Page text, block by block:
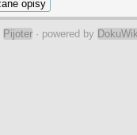
Pijoter · powered by